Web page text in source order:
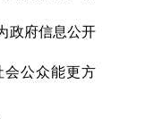
政府信息公开
会公众能更方